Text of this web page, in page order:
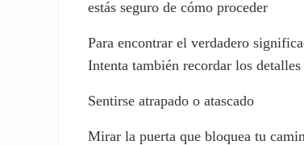
estás seguro de cómo proceder
Para encontrar el verdadero
Intenta también recordar los
Sentirse atrapado o atascado
Mirar la puerta que bloquea tu